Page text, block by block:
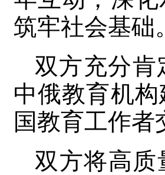
筑牢社会基础。
双方充分肯
中俄教育机
国教育工作
双方将高质